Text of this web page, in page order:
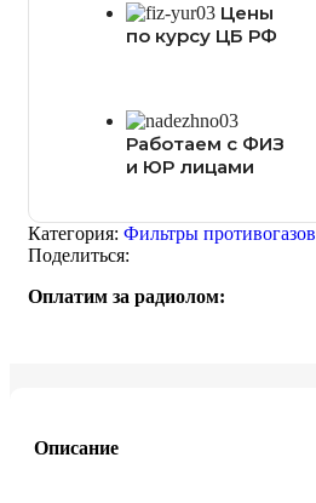
Цены
по курсу ЦБ РФ
Работаем с ФИЗ
и ЮР лицами
Категория: Фильтры противогазов
Поделиться:
Оплатим за радиолом:
Описание